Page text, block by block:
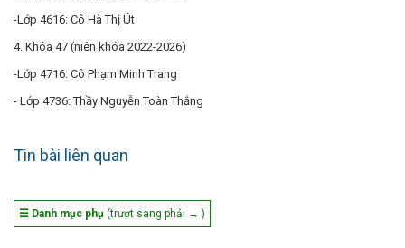
-Lớp 4616: Cô Hà Thị Út
4. Khóa 47 (niên khóa 2022-2026)
-Lớp 4716: Cô Phạm Minh Trang
- Lớp 4736: Thầy Nguyễn Toàn Thắng
Tin bài liên quan
☰ Danh mục phụ (trượt sang phải → )